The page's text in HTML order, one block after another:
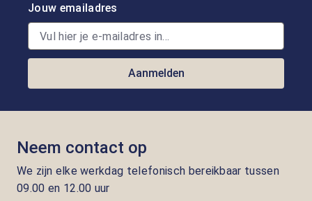
Jouw emailadres
Aanmelden
Neem contact op
We zijn elke werkdag telefonisch bereikbaar tussen
09.00 en 12.00 uur